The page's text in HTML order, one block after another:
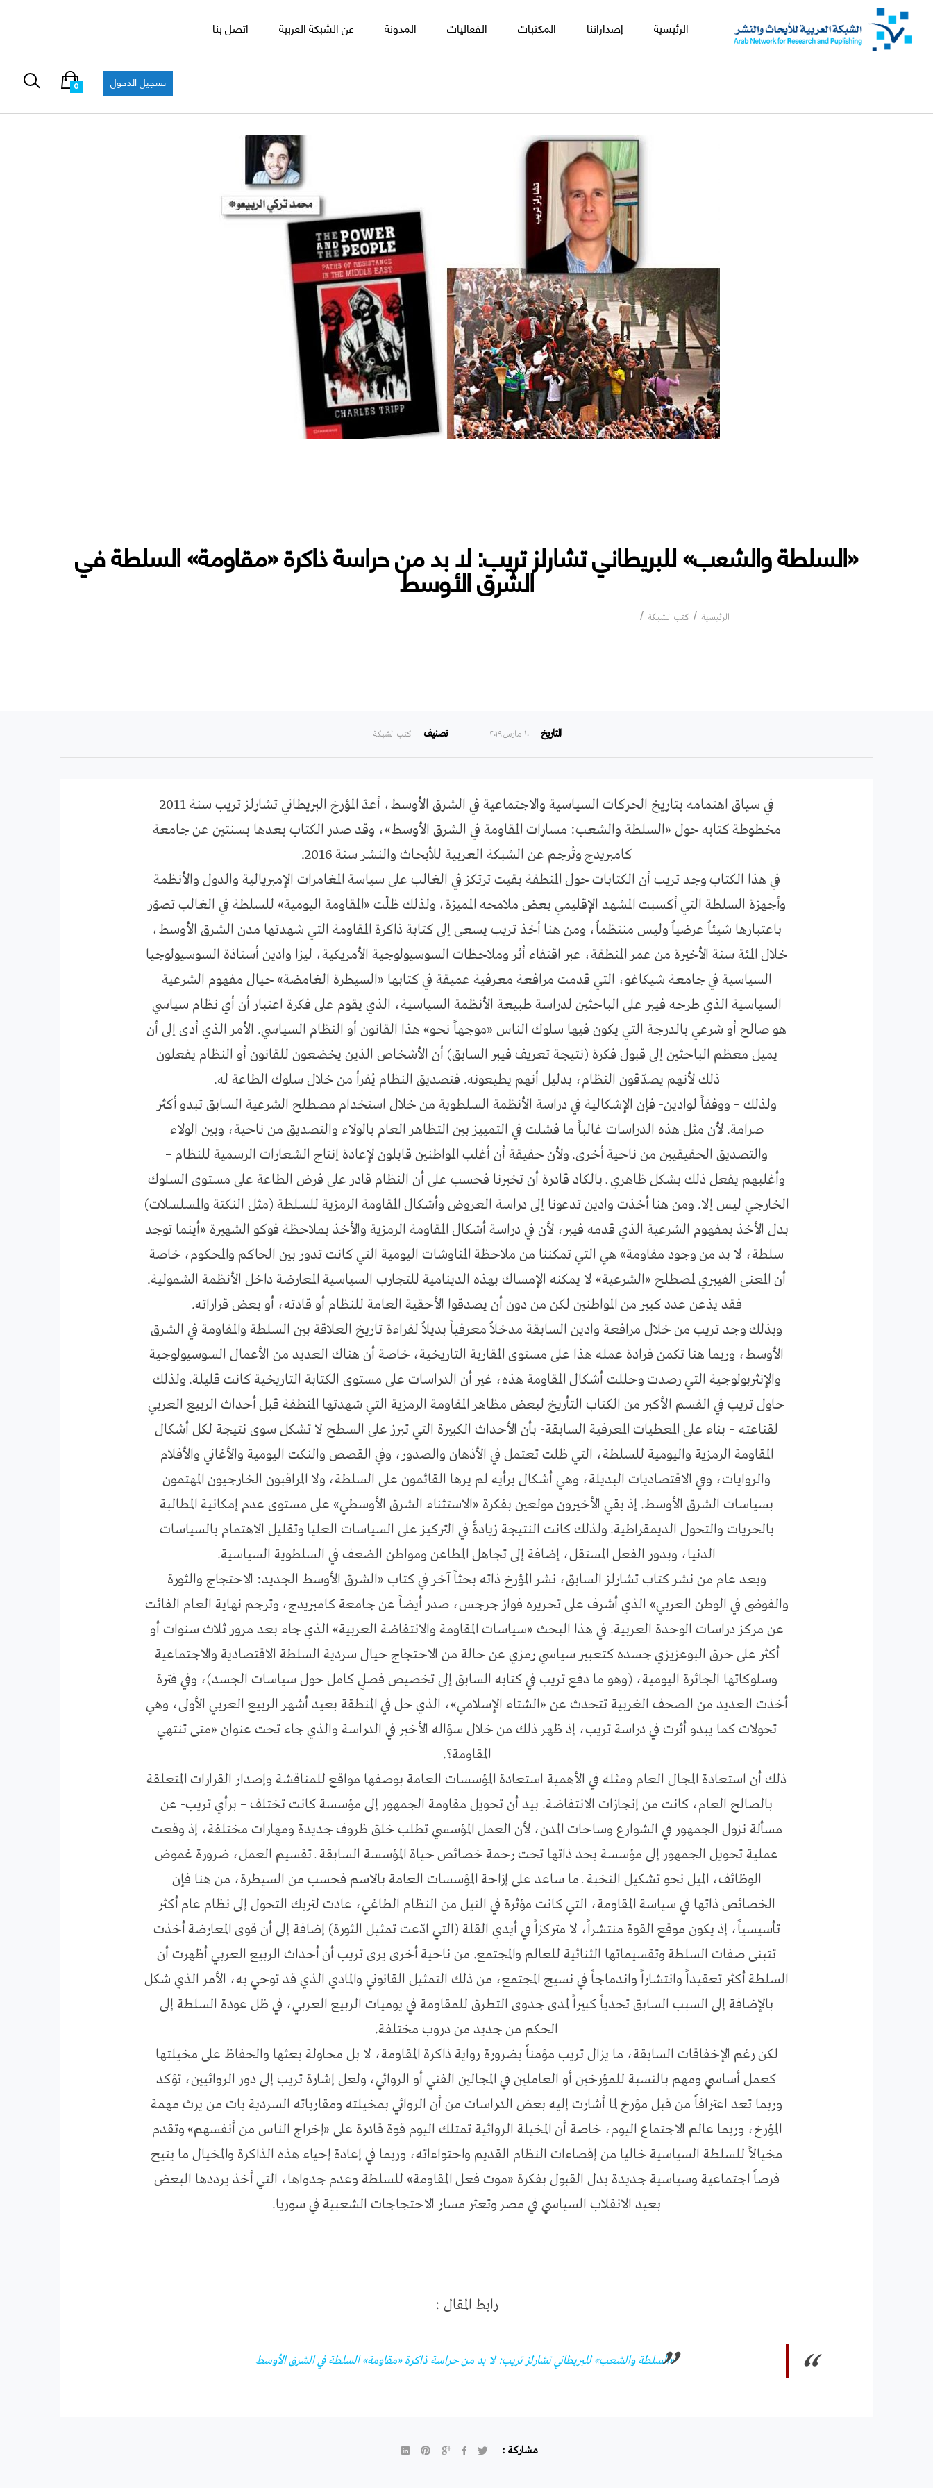
الرئيسية إصداراتنا المكتبات الفعاليات المدونة عن الشبكة العربية اتصل بنا
تسجيل الدخول 0
«السلطة والشعب» للبريطاني تشارلز تريب: لا بد من حراسة ذاكرة «مقاومة» السلطة في
الشرق الأوسط
الرئيسية كتب الشبكة
التاريخ ۱۰ مارس ۲۰۱۹ تصنيف كتب الشبكة
في سياق اهتمامه بتاريخ الحركات السياسية والاجتماعية في الشرق الأوسط، أعدّ المؤرخ البريطاني تشارلز تريب سنة 2011
مخطوطة كتابه حول «السلطة والشعب: مسارات المقاومة في الشرق الأوسط»، وقد صدر الكتاب بعدها بسنتين عن جامعة
كامبريدج وتُرجم عن الشبكة العربية للأبحاث والنشر سنة 2016.
في هذا الكتاب وجد تريب أن الكتابات حول المنطقة بقيت ترتكز في الغالب على سياسة المغامرات الإمبريالية والدول والأنظمة
وأجهزة السلطة التي أكسبت المشهد الإقليمي بعض ملامحه المميزة، ولذلك ظلّت «المقاومة اليومية» للسلطة في الغالب تصوّر
باعتبارها شيئاً عرضياً وليس منتظماً، ومن هنا أخذ تريب يسعى إلى كتابة ذاكرة المقاومة التي شهدتها مدن الشرق الأوسط،
خلال المئة سنة الأخيرة من عمر المنطقة، عبر اقتفاء أثر وملاحظات السوسيولوجية الأمريكية، ليزا وادين أستاذة السوسيولوجيا
السياسية في جامعة شيكاغو، التي قدمت مرافعة معرفية عميقة في كتابها «السيطرة الغامضة» حيال مفهوم الشرعية
السياسية الذي طرحه فيبر على الباحثين لدراسة طبيعة الأنظمة السياسية، الذي يقوم على فكرة اعتبار أن أي نظام سياسي
هو صالح أو شرعي بالدرجة التي يكون فيها سلوك الناس «موجهاً نحو» هذا القانون أو النظام السياسي. الأمر الذي أدى إلى أن
يميل معظم الباحثين إلى قبول فكرة (نتيجة تعريف فيبر السابق) أن الأشخاص الذين يخضعون للقانون أو النظام يفعلون
ذلك لأنهم يصدّقون النظام، بدليل أنهم يطيعونه. فتصديق النظام يُقرأ من خلال سلوك الطاعة له.
ولذلك – ووفقاً لوادين- فإن الإشكالية في دراسة الأنظمة السلطوية من خلال استخدام مصطلح الشرعية السابق تبدو أكثر
صرامة. لأن مثل هذه الدراسات غالباً ما فشلت في التمييز بين التظاهر العام بالولاء والتصديق من ناحية، وبين الولاء
والتصديق الحقيقيين من ناحية أخرى. ولأن حقيقة أن أغلب المواطنين قابلون لإعادة إنتاج الشعارات الرسمية للنظام –
وأغلبهم يفعل ذلك بشكل ظاهري ـ بالكاد قادرة أن تخبرنا فحسب على أن النظام قادر على فرض الطاعة على مستوى السلوك
الخارجي ليس إلا. ومن هنا أخذت وادين تدعونا إلى دراسة العروض وأشكال المقاومة الرمزية للسلطة (مثل النكتة والمسلسلات)
بدل الأخذ بمفهوم الشرعية الذي قدمه فيبر، لأن في دراسة أشكال المقاومة الرمزية والأخذ بملاحظة فوكو الشهيرة «أينما توجد
سلطة، لا بد من وجود مقاومة» هي التي تمكننا من ملاحظة المناوشات اليومية التي كانت تدور بين الحاكم والمحكوم، خاصة
أن المعنى الفيبري لمصطلح «الشرعية» لا يمكنه الإمساك بهذه الدينامية للتجارب السياسية المعارضة داخل الأنظمة الشمولية.
فقد يذعن عدد كبير من المواطنين لكن من دون أن يصدقوا الأحقية العامة للنظام أو قادته، أو بعض قراراته.
وبذلك وجد تريب من خلال مرافعة وادين السابقة مدخلاً معرفياً بديلاً لقراءة تاريخ العلاقة بين السلطة والمقاومة في الشرق
الأوسط، وربما هنا تكمن فرادة عمله هذا على مستوى المقاربة التاريخية، خاصة أن هناك العديد من الأعمال السوسيولوجية
والإنثربولوجية التي رصدت وحللت أشكال المقاومة هذه، غير أن الدراسات على مستوى الكتابة التاريخية كانت قليلة. ولذلك
حاول تريب في القسم الأكبر من الكتاب التأريخ لبعض مظاهر المقاومة الرمزية التي شهدتها المنطقة قبل أحداث الربيع العربي
لقناعته – بناء على المعطيات المعرفية السابقة- بأن الأحداث الكبيرة التي تبرز على السطح لا تشكل سوى نتيجة لكل أشكال
المقاومة الرمزية واليومية للسلطة، التي ظلت تعتمل في الأذهان والصدور، وفي القصص والنكت اليومية والأغاني والأفلام
والروايات، وفي الاقتصاديات البديلة، وهي أشكال برأيه لم يرها القائمون على السلطة، ولا المراقبون الخارجيون المهتمون
بسياسات الشرق الأوسط. إذ بقي الأخيرون مولعين بفكرة «الاستثناء الشرق الأوسطي» على مستوى عدم إمكانية المطالبة
بالحريات والتحول الديمقراطية. ولذلك كانت النتيجة زيادةً في التركيز على السياسات العليا وتقليل الاهتمام بالسياسات
الدنيا، وبدور الفعل المستقل، إضافة إلى تجاهل المطاعن ومواطن الضعف في السلطوية السياسية.
وبعد عام من نشر كتاب تشارلز السابق، نشر المؤرخ ذاته بحثاً آخر في كتاب «الشرق الأوسط الجديد: الاحتجاج والثورة
والفوضى في الوطن العربي» الذي أشرف على تحريره فواز جرجس، صدر أيضاً عن جامعة كامبريدج، وترجم نهاية العام الفائت
عن مركز دراسات الوحدة العربية. في هذا البحث «سياسات المقاومة والانتفاضة العربية» الذي جاء بعد مرور ثلاث سنوات أو
أكثر على حرق البوعزيزي جسده كتعبير سياسي رمزي عن حالة من الاحتجاج حيال سردية السلطة الاقتصادية والاجتماعية
وسلوكاتها الجائرة اليومية، (وهو ما دفع تريب في كتابه السابق إلى تخصيص فصلٍ كامل حول سياسات الجسد)، وفي فترة
أخذت العديد من الصحف الغربية تتحدث عن «الشتاء الإسلامي»، الذي حل في المنطقة بعيد أشهر الربيع العربي الأولى، وهي
تحولات كما يبدو أثرت في دراسة تريب، إذ ظهر ذلك من خلال سؤاله الأخير في الدراسة والذي جاء تحت عنوان «متى تنتهي
المقاومة؟.
ذلك أن استعادة المجال العام ومثله في الأهمية استعادة المؤسسات العامة بوصفها مواقع للمناقشة وإصدار القرارات المتعلقة
بالصالح العام، كانت من إنجازات الانتفاضة. بيد أن تحويل مقاومة الجمهور إلى مؤسسة كانت تختلف – برأي تريب- عن
مسألة نزول الجمهور في الشوارع وساحات المدن، لأن العمل المؤسسي تطلب خلق ظروف جديدة ومهارات مختلفة، إذ وقعت
عملية تحويل الجمهور إلى مؤسسة بحد ذاتها تحت رحمة خصائص حياة المؤسسة السابقة ـ تقسيم العمل، ضرورة غموض
الوظائف، الميل نحو تشكيل النخبة ـ ما ساعد على إزاحة المؤسسات العامة بالاسم فحسب من السيطرة، من هنا فإن
الخصائص ذاتها في سياسة المقاومة، التي كانت مؤثرة في النيل من النظام الطاغي، عادت لتربك التحول إلى نظام عام أكثر
تأسيسياً، إذ يكون موقع القوة منتشراً، لا متركزاً في أيدي القلة (التي ادّعت تمثيل الثورة) إضافة إلى أن قوى المعارضة أخذت
تتبنى صفات السلطة وتقسيماتها الثنائية للعالم والمجتمع. من ناحية أخرى يرى تريب أن أحداث الربيع العربي أظهرت أن
السلطة أكثر تعقيداً وانتشاراً واندماجاً في نسيج المجتمع، من ذلك التمثيل القانوني والمادي الذي قد توحي به، الأمر الذي شكل
بالإضافة إلى السبب السابق تحدياً كبيراً لمدى جدوى التطرق للمقاومة في يوميات الربيع العربي، في ظل عودة السلطة إلى
الحكم من جديد من دروب مختلفة.
لكن رغم الإخفاقات السابقة، ما يزال تريب مؤمناً بضرورة رواية ذاكرة المقاومة، لا بل محاولة بعثها والحفاظ على مخيلتها
كعمل أساسي ومهم بالنسبة للمؤرخين أو العاملين في المجالين الفني أو الروائي، ولعل إشارة تريب إلى دور الروائيين، تؤكد
وربما تعد اعترافاً من قبل مؤرخ لما أشارت إليه بعض الدراسات من أن الروائي بمخيلته ومقارباته السردية بات من يرث مهمة
المؤرخ، وربما عالم الاجتماع اليوم، خاصة أن المخيلة الروائية تمتلك اليوم قوة قادرة على «إخراج الناس من أنفسهم» وتقدم
مخيالاً للسلطة السياسية خاليا من إقصاءات النظام القديم واحتواءاته، وربما في إعادة إحياء هذه الذاكرة والمخيال ما يتيح
فرصاً اجتماعية وسياسية جديدة بدل القبول بفكرة «موت فعل المقاومة» للسلطة وعدم جدواها، التي أخذ يرددها البعض
بعيد الانقلاب السياسي في مصر وتعثر مسار الاحتجاجات الشعبية في سوريا.
رابط المقال :
«السلطة والشعب» للبريطاني تشارلز تريب: لا بد من حراسة ذاكرة «مقاومة» السلطة في الشرق الأوسط
مشاركة :